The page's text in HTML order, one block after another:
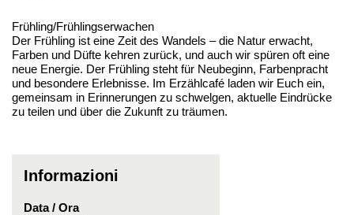
Frühling/Frühlingserwachen
Der Frühling ist eine Zeit des Wandels – die Natur erwacht,
Farben und Düfte kehren zurück, und auch wir spüren oft eine
neue Energie. Der Frühling steht für Neubeginn, Farbenpracht
und besondere Erlebnisse. Im Erzählcafé laden wir Euch ein,
gemeinsam in Erinnerungen zu schwelgen, aktuelle Eindrücke
zu teilen und über die Zukunft zu träumen.
Informazioni
Data / Ora